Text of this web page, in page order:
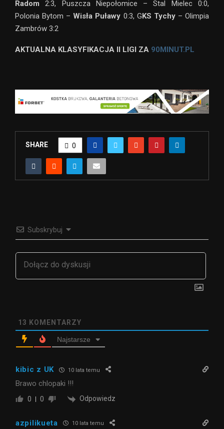
Radom 2:3, Puszcza Niepołomice – Stal Mielec 0:0,
Polonia Bytom –Wisła Puławy 0:3, GKS Tychy– Olimpia
Zambrów 3:2
AKTUALNA KLASYFIKACJA II LIGI ZA 90MINUT.PL
SHARE 0
Subskrybuj
13 KOMENTARZY
Najstarsze
kibic z UK 10 lata temu
Brawo chlopaki !!!
0 0 Odpowiedz
azpilikueta 10 lata temu